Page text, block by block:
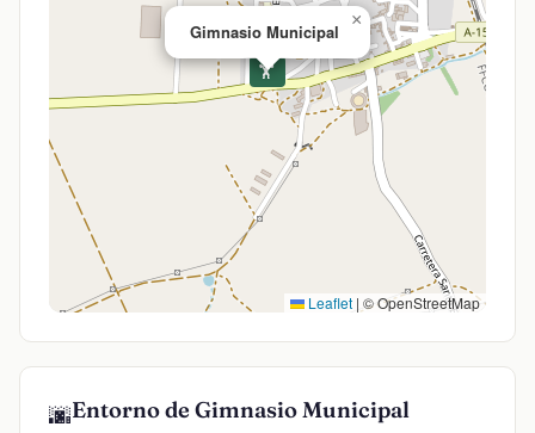
🏋️
Gimnasio Municipal
×
Leaflet | © OpenStreetMap
🌆Entorno de Gimnasio Municipal